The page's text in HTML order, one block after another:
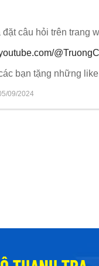
câu hỏi trên trang
bạn tặng những
09/2024